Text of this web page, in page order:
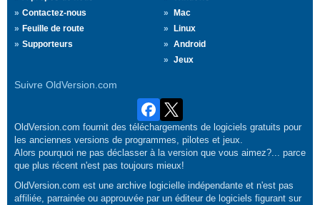
Contactez-nous
Feuille de route
Supporteurs
Mac
Linux
Android
Jeux
Suivre OldVersion.com
OldVersion.com fournit des téléchargements de logiciels gratuits pour
les anciennes versions de programmes, pilotes et jeux.
Alors pourquoi ne pas déclasser à la version que vous aimez?... parce
que plus récent n'est pas toujours mieux!
OldVersion.com est une archive logicielle indépendante et n'est pas
affiliée, parrainée ou approuvée par un éditeur de logiciels figurant sur